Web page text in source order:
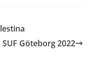
Göteborg 2022